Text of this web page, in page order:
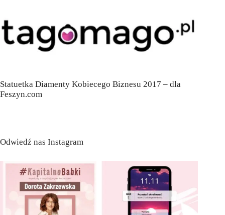
Statuetka Diamenty Kobiecego Biznesu 2017 – dla
Feszyn.com
Odwiedź nas Instagram